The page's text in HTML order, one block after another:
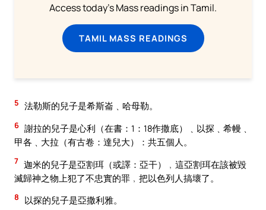
Access today's Mass readings in Tamil.
TAMIL MASS READINGS
5 法勒斯的兒子是希斯崙﹑哈母勒。
6 謝拉的兒子是心利（在書：1：18作撒底）﹑以探﹑希幔﹑
甲各﹑大拉（有古卷：達兒大）：共五個人。
7 迦米的兒子是亞割珥（或譯：亞干）﹐這亞割珥在該被毀
滅歸神之物上犯了不忠實的罪﹐把以色列人搞壞了。
8 以探的兒子是亞撒利雅。